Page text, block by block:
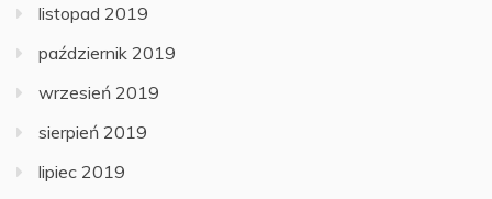
listopad 2019
październik 2019
wrzesień 2019
sierpień 2019
lipiec 2019